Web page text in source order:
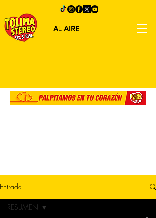
AL AIRE
Entrada
RESUMEN